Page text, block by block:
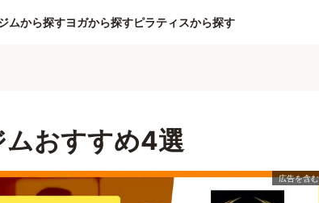
ムから探すヨガから探すピラティスから探す
ムおすすめ4選